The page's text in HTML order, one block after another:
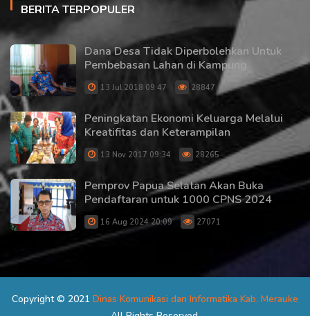
BERITA TERPOPULER
Dana Desa Tidak Diperbolehkan Untuk
Pembebasan Lahan di Kampung
13 Jul 2018 09:47 28847
Peningkatan Ekonomi Keluarga Melalui
Kreatifitas dan Keterampilan
13 Nov 2017 09:34 28265
Pemprov Papua Selatan Akan Buka
Pendaftaran untuk 1000 CPNS 2024
16 Aug 2024 20:09 27071
Copyright © 2021 Dinas Komunikasi dan Informatika Kab. Merauke